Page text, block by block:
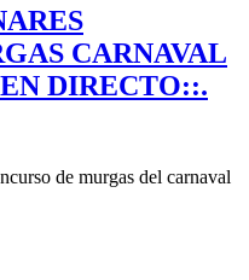
CARNAVAL
DIRECTO::.
de murgas del carnaval